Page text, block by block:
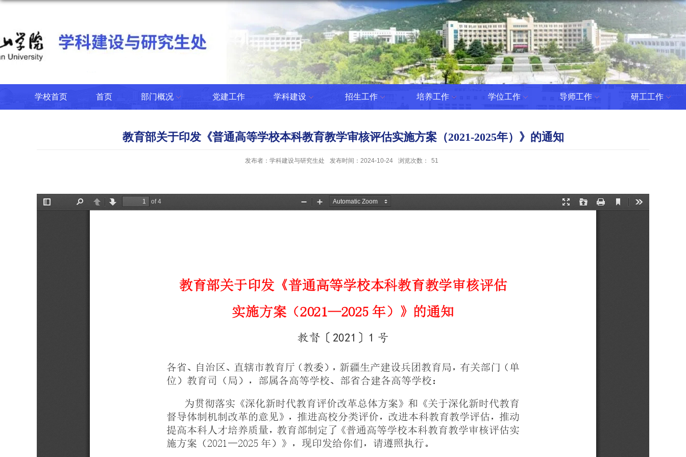
学校首页 首页 部门概况 党建工作 学科建设 招生工作 培养工作 学位工作 导师工作 研工工作
教育部关于印发《普通高等学校本科教育教学审核评估实施方案（2021-2025年）》的通知
发布者：学科建设与研究生处 发布时间：2024-10-24 浏览次数： 51